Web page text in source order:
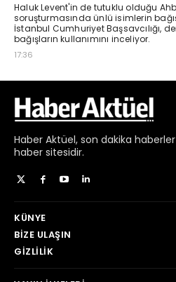
Haber Aktüel, son dakika haberler
haber sitesidir.
KÜNYE
BIZE ULAŞIN
GIZLILIK